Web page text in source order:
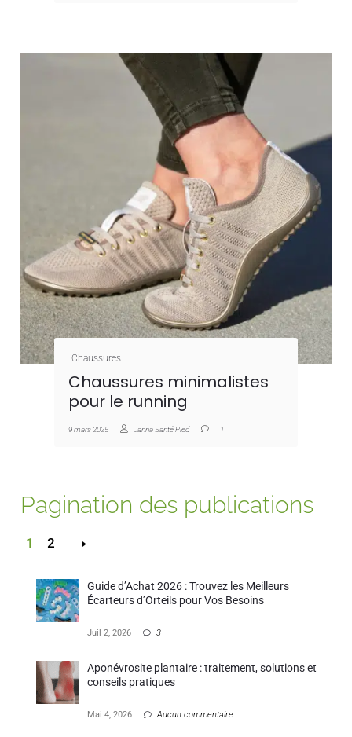
Chaussures
Chaussures minimalistes
pour le running
9 mars 2025 Janna Santé Pied 1
Pagination des publications
1 2
Guide d’Achat 2026 : Trouvez les Meilleurs
Écarteurs d’Orteils pour Vos Besoins
Juil 2, 2026 3
Aponévrosite plantaire : traitement, solutions et
conseils pratiques
Mai 4, 2026 Aucun commentaire